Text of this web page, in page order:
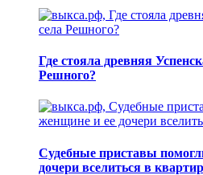
Где стояла древняя
Решного?
Судебные приставы
дочери вселиться в